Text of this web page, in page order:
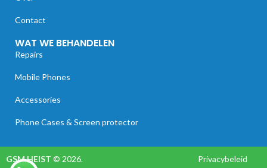
Contact
WAT WE BEHANDELEN
Repairs
Mobile Phones
Accessories
Phone Cases & Screen protector
GSM HEIST © 2026.
Privacybeleid